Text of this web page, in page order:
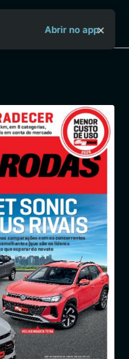
o Aya Bancah
Início
Revistas
Jornais
Notícias
Entrar
Abrir no app×